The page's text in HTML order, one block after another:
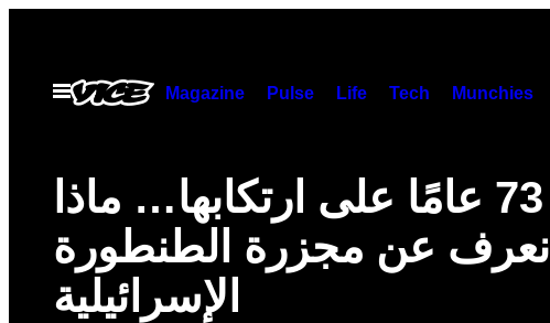
contentOpen
Menu
Magazine Pulse Life Tech Munchies
بعد 73 عامًا على ارتكابها… ماذا
نعرف عن مجزرة الطنطورة
الإسرائيلية